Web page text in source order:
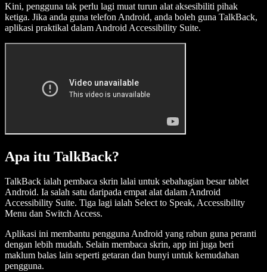
Kini, pengguna tak perlu lagi muat turun alat aksesibiliti pihak
ketiga. Jika anda guna telefon Android, anda boleh guna TalkBack,
aplikasi praktikal dalam Android Accessibility Suite.
Apa itu TalkBack?
TalkBack ialah pembaca skrin lalai untuk sebahagian besar tablet
Android. Ia salah satu daripada empat alat dalam Android
Accessibility Suite. Tiga lagi ialah Select to Speak, Accessibility
Menu dan Switch Access.
Aplikasi ini membantu pengguna Android yang rabun guna peranti
dengan lebih mudah. Selain membaca skrin, app ini juga beri
maklum balas lain seperti getaran dan bunyi untuk kemudahan
pengguna.